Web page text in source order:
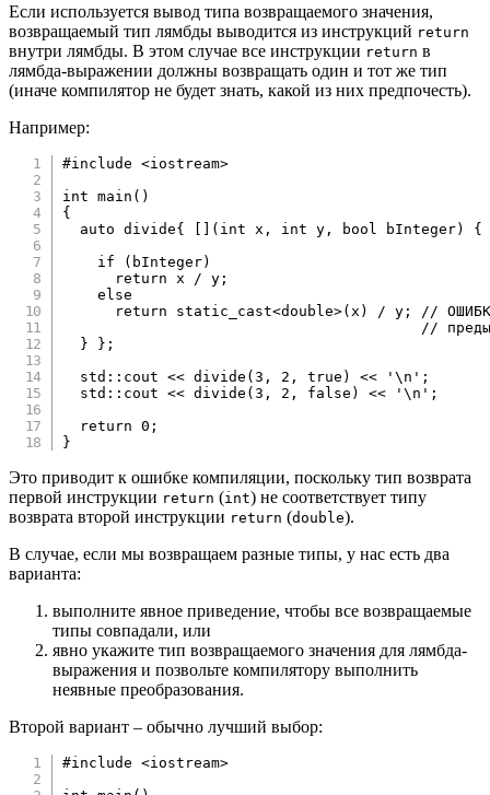
Если используется вывод типа возвращаемого значения,
возвращаемый тип лямбды выводится из инструкций return
внутри лямбды. В этом случае все инструкции return в
лямбда-выражении должны возвращать один и тот же тип
(иначе компилятор не будет знать, какой из них предпочесть).
Например:
#include
<iostream>
int
main ( )
{
auto divide{ ( int x , int y , bool bInteger)
{
if
( bInteger)
return x / y ;
else
return
static_cast<double>( x ) / y ;
//
//
}
} ;
  std
:: cout << divide (3 , 2 , true ) << '\n' ;
  std
:: cout << divide (3 , 2 , false ) << '\n' ;
return
0 ;
}
Это приводит к ошибке компиляции, поскольку тип возврата
первой инструкции return (int) не соответствует типу
возврата второй инструкции return (double).
В случае, если мы возвращаем разные типы, у нас есть два
варианта:
выполните явное приведение, чтобы все возвращаемые
типы совпадали, или
явно укажите тип возвращаемого значения для лямбда-
выражения и позвольте компилятору выполнить
неявные преобразования.
Второй вариант – обычно лучший выбор:
#include
<iostream>